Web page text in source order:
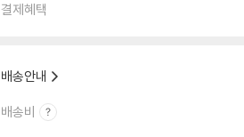
결제혜택
배송안내
배송비